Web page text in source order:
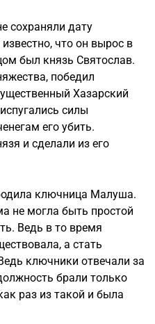
сохраняли дату
что он вырос в
был князь Святослав.
победил
Хазарский
силы
его убить.
и сделали из его
ключница Малуша.
не могла быть простой
Ведь в то время
а стать
ключники отвечали за
брали только
раз из такой и была